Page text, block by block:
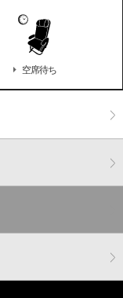
空席待ち